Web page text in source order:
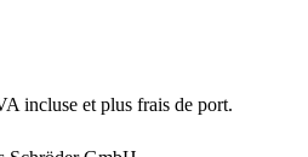
incluse et plus frais de port.